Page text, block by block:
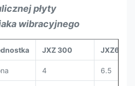
płyty
wibracyjnego
JXZ 300 JXZ600
4 6.5